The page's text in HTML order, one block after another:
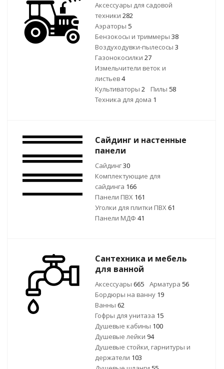
Аксессуары для садовой
техники 282
Аэраторы 5
Бензокосы и триммеры 38
Воздуходувки-пылесосы 3
Газонокосилки 27
Измельчители веток и
листьев4
Культиваторы 2 Пилы 58
Техника для дома 1
Сайдинг и настенные
панели
Сайдинг30
Комплектующие для
сайдинга 166
Панели ПВХ 161
Уголки для плитки ПВХ61
Панели МДФ 41
Сантехника и мебель
для ванной
Аксессуары 665 Арматура 56
Бордюры на ванну 19
Ванны 62
Гофры для унитаза 15
Душевые кабины 100
Душевые лейки 94
Душевые стойки, гарнитуры и
держатели 103